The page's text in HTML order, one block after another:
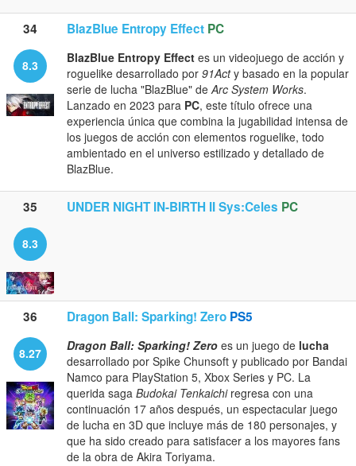
34 BlazBlue Entropy Effect PC
8.3 BlazBlue Entropy Effect es un videojuego de acción y
roguelike desarrollado por 91Acty basado en la popular
serie de lucha "BlazBlue" deArc System Works.
Lanzado en 2023 para PC, este título ofrece una
experiencia única que combina la jugabilidad intensa de
los juegos de acción con elementos roguelike, todo
ambientado en el universo estilizado y detallado de
BlazBlue.
35 UNDER NIGHT IN-BIRTH II Sys:Celes PC
8.3
36 Dragon Ball: Sparking! Zero PS5
8.27 Dragon Ball: Sparking! Zero es un juego de lucha
desarrollado por Spike Chunsoft y publicado por Bandai
Namco para PlayStation 5, Xbox Series y PC. La
querida saga Budokai Tenkaichiregresa con una
continuación 17 años después, un espectacular juego
de lucha en 3D que incluye más de 180 personajes, y
que ha sido creado para satisfacer a los mayores fans
de la obra de Akira Toriyama.